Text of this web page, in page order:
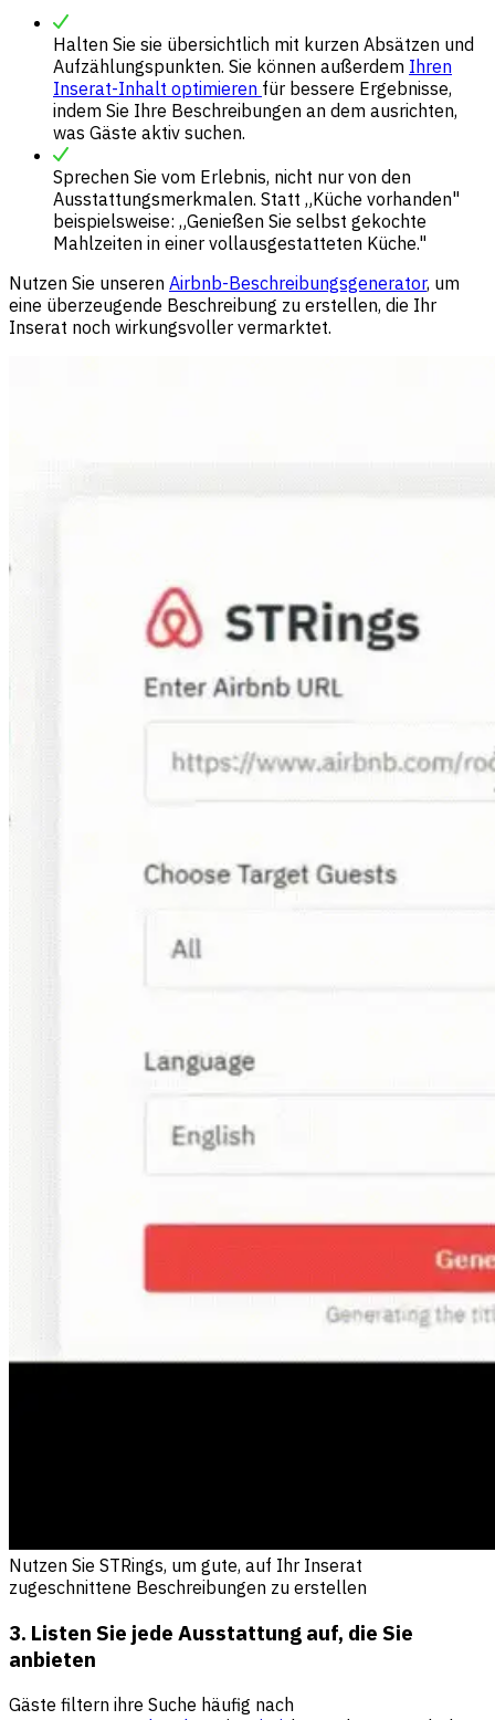
Halten Sie sie übersichtlich mit kurzen Absätzen und
Aufzählungspunkten. Sie können außerdem Ihren
Inserat-Inhalt optimieren für bessere Ergebnisse,
indem Sie Ihre Beschreibungen an dem ausrichten,
was Gäste aktiv suchen.
Sprechen Sie vom Erlebnis, nicht nur von den
Ausstattungsmerkmalen. Statt „Küche vorhanden"
beispielsweise: „Genießen Sie selbst gekochte
Mahlzeiten in einer vollausgestatteten Küche."
Nutzen Sie unseren Airbnb-Beschreibungsgenerator, um
eine überzeugende Beschreibung zu erstellen, die Ihr
Inserat noch wirkungsvoller vermarktet.
Nutzen Sie STRings, um gute, auf Ihr Inserat
zugeschnittene Beschreibungen zu erstellen
3. Listen Sie jede Ausstattung auf, die Sie
anbieten
Gäste filtern ihre Suche häufig nach